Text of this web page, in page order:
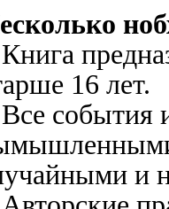
16 лет.
события
и